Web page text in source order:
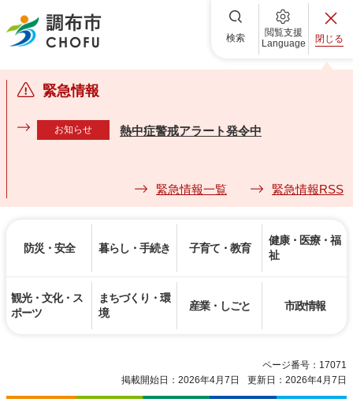
調布市 検索
閲覧支援
Language
閉じる
緊急情報
お知らせ 熱中症警戒アラート発令中
緊急情報一覧 緊急情報RSS
防災・安全 暮らし・手続き 子育て・教育
健康・医療・福
祉
観光・文化・ス
ポーツ
まちづくり・環
境
産業・しごと 市政情報
ページ番号：17071
掲載開始日：2026年4月7日
更新日：2026年4月7日